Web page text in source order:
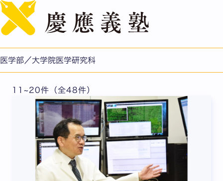
医学部／大学院医学研究科
特集記事一覧
11~20件（全48件）